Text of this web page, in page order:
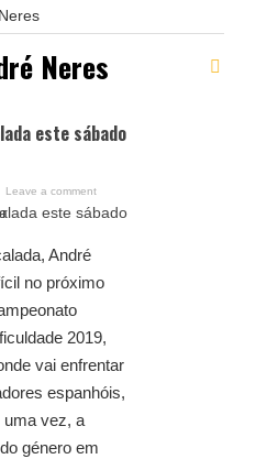
Neres
este sábado
Leave a comment
André
no próximo
2019,
vai enfrentar
espanhóis,
uma vez, a
género em